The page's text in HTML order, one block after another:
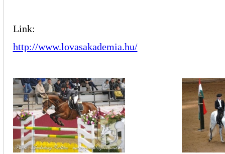
Link:
http://www.lovasakademia.hu/